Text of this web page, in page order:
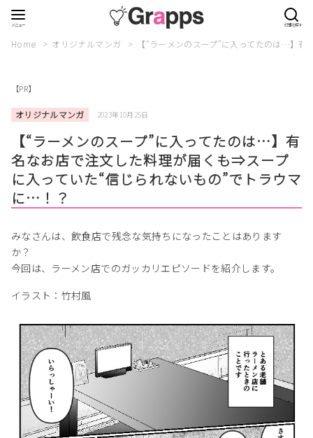
Home オリジナルマンガ 【“ラーメンのスープ”に入ってたのは…】
【PR】
オリジナルマンガ 2023年10月25日
【“ラーメンのスープ”に入ってたのは…】有
名なお店で注文した料理が届くも⇒スープ
に入っていた“信じられないもの”でトラウマ
に…！？
みなさんは、飲食店で残念な気持ちになったことはあります
か？
今回は、ラーメン店でのガッカリエピソードを紹介します。
イラスト：竹村風